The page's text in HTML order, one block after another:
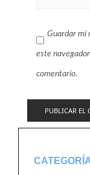
Guardar mi
este
comentario.